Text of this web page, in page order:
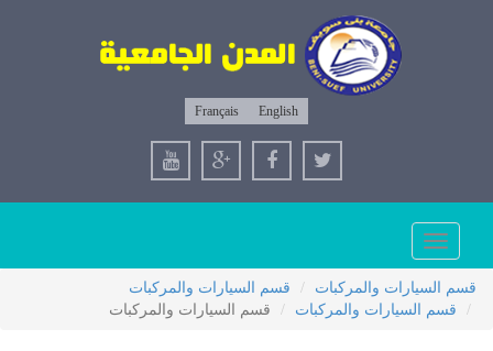
English
Français
Toggle
navigation
قسم السيارات والمركبات
قسم السيارات والمركبات
قسم السيارات والمركبات
قسم السيارات والمركبات